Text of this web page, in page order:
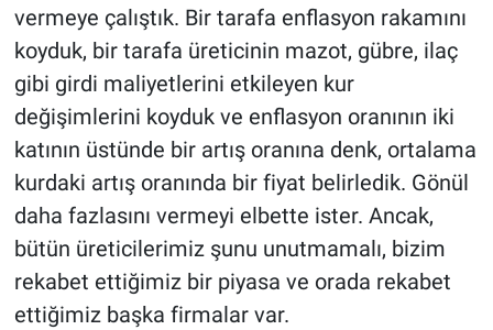
vermeye çalıştık. Bir tarafa enflasyon rakamını
koyduk, bir tarafa üreticinin mazot, gübre, ilaç
gibi girdi maliyetlerini etkileyen kur
değişimlerini koyduk ve enflasyon oranının iki
katının üstünde bir artış oranına denk, ortalama
kurdaki artış oranında bir fiyat belirledik. Gönül
daha fazlasını vermeyi elbette ister. Ancak,
bütün üreticilerimiz şunu unutmamalı, bizim
rekabet ettiğimiz bir piyasa ve orada rekabet
ettiğimiz başka firmalar var.